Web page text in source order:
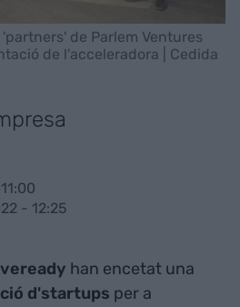
de Parlem Ventures
de l'acceleradora | Cedida
- 12:25
han encetat una
d'startups per a